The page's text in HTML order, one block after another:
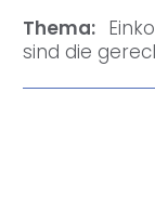
Thema:
sind die